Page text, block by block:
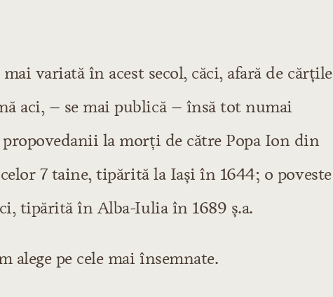
variată în acest secol, căci, afară de cărţile
aci, – se mai publică – însă tot numai
la morţi de către Popa Ion din
7 taine, tipărită la Iaşi în 1644; o poveste
tipărită în Alba-Iulia în 1689 ş.a.
alege pe cele mai însemnate.